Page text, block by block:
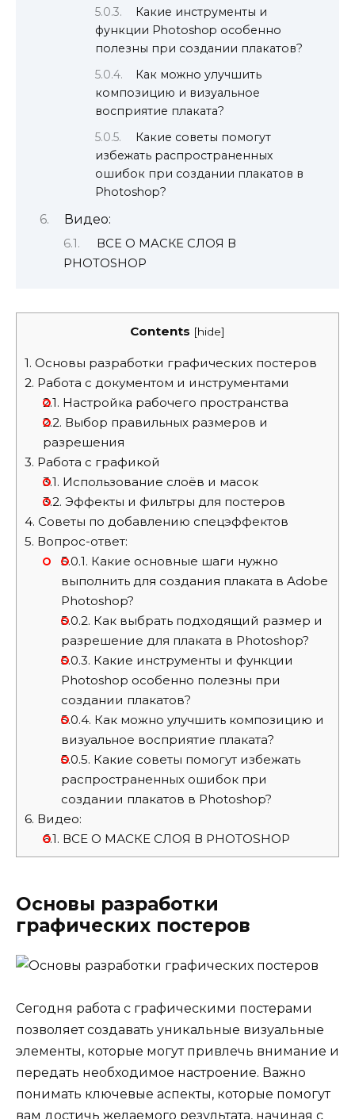
Какие инструменты и
функции Photoshop особенно
полезны при создании плакатов?
Как можно улучшить
композицию и визуальное
восприятие плаката?
Какие советы помогут
избежать распространенных
ошибок при создании плакатов в
Photoshop?
Видео:
ВСЕ О МАСКЕ СЛОЯ В
PHOTOSHOP
Contents [hide]
1. Основы разработки графических постеров
2. Работа с документом и инструментами
2.1. Настройка рабочего пространства
2.2. Выбор правильных размеров и
разрешения
3. Работа с графикой
3.1. Использование слоёв и масок
3.2. Эффекты и фильтры для постеров
4. Советы по добавлению спецэффектов
5. Вопрос-ответ:
5.0.1. Какие основные шаги нужно
выполнить для создания плаката в Adobe
Photoshop?
5.0.2. Как выбрать подходящий размер и
разрешение для плаката в Photoshop?
5.0.3. Какие инструменты и функции
Photoshop особенно полезны при
создании плакатов?
5.0.4. Как можно улучшить композицию и
визуальное восприятие плаката?
5.0.5. Какие советы помогут избежать
распространенных ошибок при
создании плакатов в Photoshop?
6. Видео:
6.1. ВСЕ О МАСКЕ СЛОЯ В PHOTOSHOP
Основы разработки
графических постеров
Сегодня работа с графическими постерами
позволяет создавать уникальные визуальные
элементы, которые могут привлечь внимание и
передать необходимое настроение. Важно
понимать ключевые аспекты, которые помогут
вам достичь желаемого результата, начиная с